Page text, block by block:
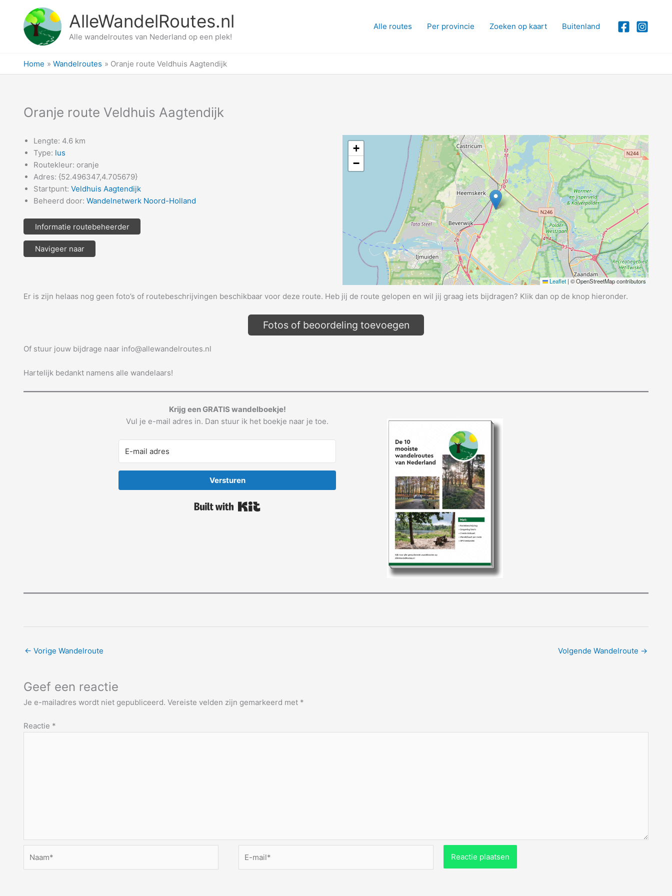
AlleWandelRoutes.nl
Alle wandelroutes van Nederland op een plek!
Alle routes Per provincie Zoeken op kaart Buitenland
Home Wandelroutes Oranje route Veldhuis Aagtendijk
Oranje route Veldhuis Aagtendijk
Lengte: 4.6 km
Type: lus
Routekleur: oranje
Adres: {52.496347,4.705679}
Startpunt: Veldhuis Aagtendijk
Beheerd door: Wandelnetwerk Noord-Holland
Informatie routebeheerder
Navigeer naar
+
−
Leaflet | © OpenStreetMap contributors
Er is zijn helaas nog geen foto’s of routebeschrijvingen beschikbaar voor deze route. Heb jij de route gelopen en wil jij graag iets bijdragen? Klik dan op de knop hieronder.
Fotos of beoordeling toevoegen
Of stuur jouw bijdrage naar info@allewandelroutes.nl
Hartelijk bedankt namens alle wandelaars!
Krijg een GRATIS wandelboekje!
Vul je e-mail adres in. Dan stuur ik het boekje naar je toe.
Versturen
← Vorige Wandelroute Volgende Wandelroute →
Geef een reactie
Je e-mailadres wordt niet gepubliceerd. Vereiste velden zijn gemarkeerd met *
Reactie *
mail*